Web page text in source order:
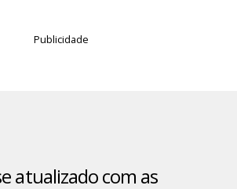
Publicidade
atualizado com as